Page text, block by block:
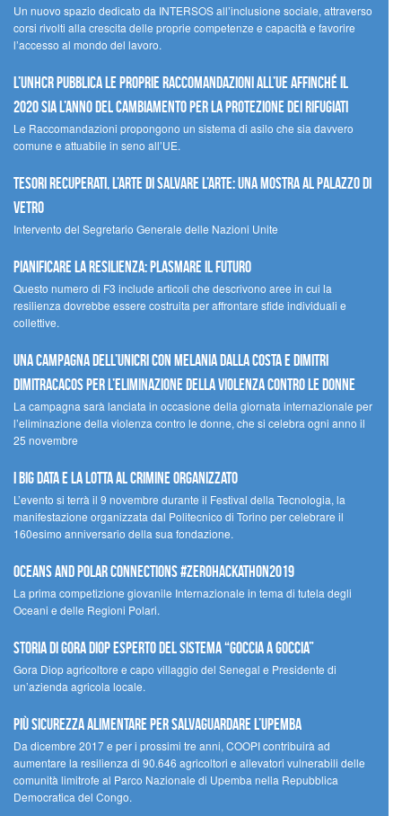
Un nuovo spazio dedicato da INTERSOS all’inclusione sociale, attraverso
corsi rivolti alla crescita delle proprie competenze e capacità e favorire
l’accesso al mondo del lavoro.
L’UNHCR pubblica le proprie raccomandazioni all’UE affinché il
2020 sia l’anno del cambiamento per la protezione dei rifugiati
Le Raccomandazioni propongono un sistema di asilo che sia davvero
comune e attuabile in seno all’UE.
Tesori recuperati, l’arte di salvare l’arte: una mostra al Palazzo di
Vetro
Intervento del Segretario Generale delle Nazioni Unite
Pianificare la resilienza: plasmare il futuro
Questo numero di F3 include articoli che descrivono aree in cui la
resilienza dovrebbe essere costruita per affrontare sfide individuali e
collettive.
Una campagna dell’UNICRI con Melania Dalla Costa e Dimitri
Dimitracacos per l’eliminazione della violenza contro le donne
La campagna sarà lanciata in occasione della giornata internazionale per
l’eliminazione della violenza contro le donne, che si celebra ogni anno il
25 novembre
I Big Data e la lotta al crimine organizzato
L’evento si terrà il 9 novembre durante il Festival della Tecnologia, la
manifestazione organizzata dal Politecnico di Torino per celebrare il
160esimo anniversario della sua fondazione.
Oceans and Polar Connections #ZEROHackathon2019
La prima competizione giovanile Internazionale in tema di tutela degli
Oceani e delle Regioni Polari.
STORIA DI GORA DIOP ESPERTO DEL SISTEMA “GOCCIA A GOCCIA”
Gora Diop agricoltore e capo villaggio del Senegal e Presidente di
un’azienda agricola locale.
Più sicurezza alimentare per salvaguardare l’Upemba
Da dicembre 2017 e per i prossimi tre anni, COOPI contribuirà ad
aumentare la resilienza di 90.646 agricoltori e allevatori vulnerabili delle
comunità limitrofe al Parco Nazionale di Upemba nella Repubblica
Democratica del Congo.